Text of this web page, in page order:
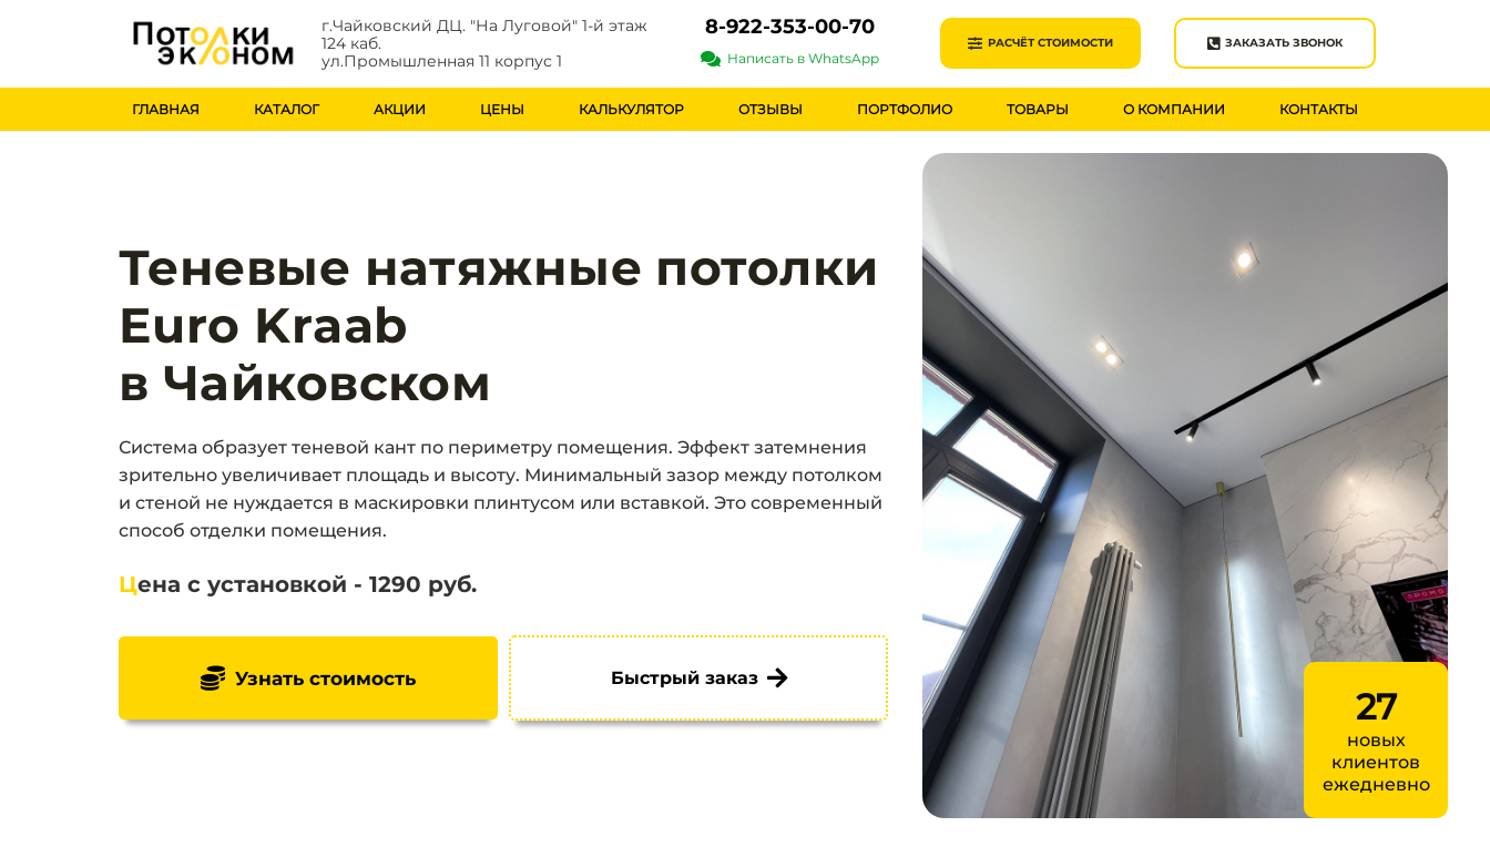
г.Чайковский ДЦ. "На Луговой" 1-й этаж
124 каб.
ул.Промышленная 11 корпус 1
8-922-353-00-70
Написать в WhatsApp
РАСЧЁТ СТОИМОСТИ ЗАКАЗАТЬ ЗВОНОК
ГЛАВНАЯ КАТАЛОГ АКЦИИ ЦЕНЫ КАЛЬКУЛЯТОР ОТЗЫВЫ ПОРТФОЛИО ТОВАРЫ О КОМПАНИИ КОНТАКТЫ
Теневые натяжные потолки
Euro Kraab
в Чайковском
Система образует теневой кант по периметру помещения. Эффект затемнения
зрительно увеличивает площадь и высоту. Минимальный зазор между потолком
и стеной не нуждается в маскировки плинтусом или вставкой. Это современный
способ отделки помещения.
Цена с установкой - 1290 руб.
Узнать стоимость Быстрый заказ
27
новых
клиентов
ежедневно